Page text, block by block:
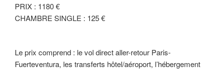
PRIX : 1180 €
CHAMBRE SINGLE : 125 €
Le prix comprend : le vol direct aller-retour Paris-
Fuerteventura, les transferts hôtel/aéroport, l’hébergement